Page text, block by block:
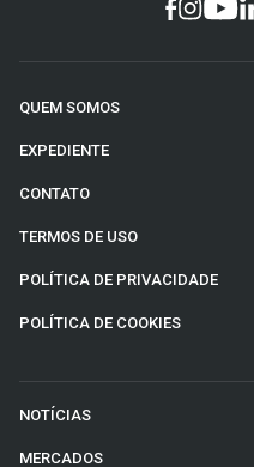
QUEM SOMOS
EXPEDIENTE
CONTATO
TERMOS DE USO
POLÍTICA DE PRIVACIDADE
POLÍTICA DE COOKIES
NOTÍCIAS
MERCADOS